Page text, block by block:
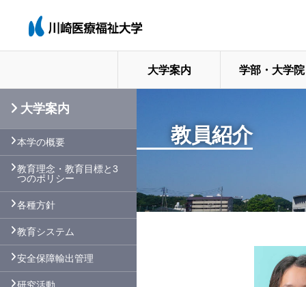
大学案内 学部・大学院
教員紹介
大学案内
本学の概要
教育理念・教育目標と3
つのポリシー
各種方針
教育システム
安全保障輸出管理